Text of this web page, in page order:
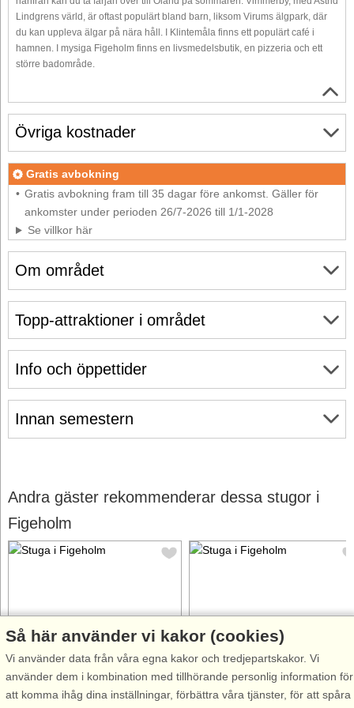
Lindgrens värld, är oftast populärt bland barn, liksom Virums älgpark, där
du kan uppleva älgar på nära håll. I Klintemåla finns ett populärt café i
hamnen. I mysiga Figeholm finns en livsmedelsbutik, en pizzeria och ett
större badområde.
Om området
Info och öppettider
Innan semestern
Övriga kostnader
Gratis avbokning
Gratis avbokning fram till 35 dagar före ankomst. Gäller för
ankomster under perioden 26/7-2026 till 1/1-2028
Se villkor här
Topp-attraktioner i området
Andra gäster rekommenderar dessa stugor i
Figeholm
Stugnr: 10279
Figeholm
6 personer, 70 m²
20 m till sjö/hav:.
Stugnr: 58465
Figeholm
4 personer, 40 m²
30 m till sjö/hav:.
Så här använder vi kakor (cookies)
Vi använder data från våra egna kakor och tredjepartskakor. Vi
använder dem i kombination med tillhörande personlig information för
att komma ihåg dina inställningar, förbättra våra tjänster, för att spåra